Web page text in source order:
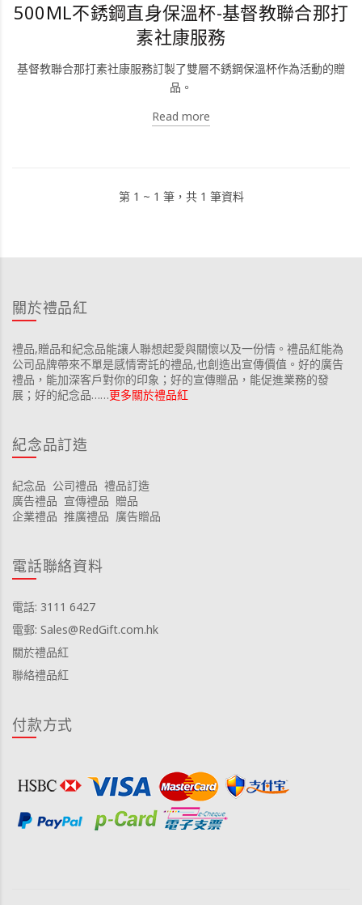
500ML不銹鋼直身保溫杯-基督教聯合那打
素社康服務
基督教聯合那打素社康服務訂製了雙層不銹鋼保溫杯作為活動的贈
品。
Read more
第 1 ~ 1 筆，共 1 筆資料
關於禮品紅
禮品,贈品和紀念品能讓人聯想起愛與關懷以及一份情。禮品紅能為
公司品牌帶來不單是感情寄託的禮品,也創造出宣傳價值。好的廣告
禮品，能加深客戶對你的印象；好的宣傳贈品，能促進業務的發
展；好的紀念品……更多關於禮品紅
紀念品訂造
紀念品 公司禮品 禮品訂造
廣告禮品 宣傳禮品 贈品
企業禮品 推廣禮品 廣告贈品
電話聯絡資料
電話: 3111 6427
電郵: Sales@RedGift.com.hk
關於禮品紅
聯絡禮品紅
付款方式